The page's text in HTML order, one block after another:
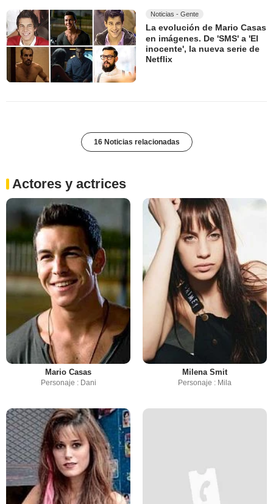
Noticias - Gente
La evolución de Mario Casas
en imágenes. De 'SMS' a 'El
inocente', la nueva serie de
Netflix
16 Noticias relacionadas
Actores y actrices
Mario Casas
Personaje : Dani
Milena Smit
Personaje : Mila